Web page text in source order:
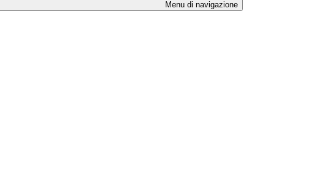
Menu di navigazione